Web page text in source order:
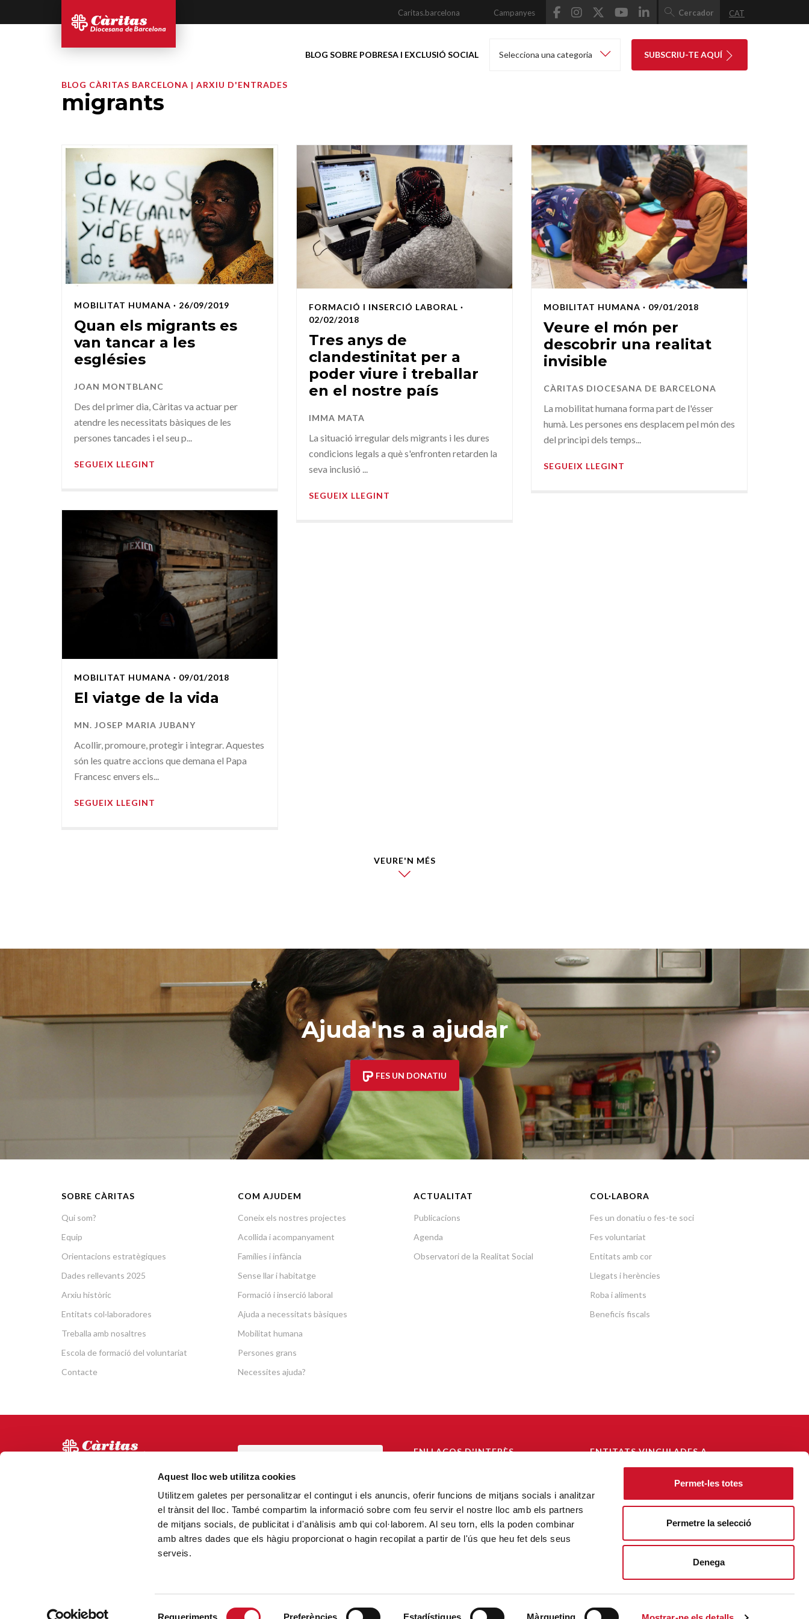
Aquest lloc web utilitza cookies
Utilitzem galetes per personalitzar el contingut i els anuncis, oferir funcions de mitjans socials i analitzar
el trànsit del lloc. També compartim la informació sobre com feu servir el nostre lloc amb els partners
de mitjans socials, de publicitat i d'anàlisis amb qui col·laborem. Al seu torn, ells la poden combinar
amb altres dades que els hàgiu proporcionat o hagin recopilat a partir de l'ús que heu fet dels seus
serveis.
Requeriments Preferències Estadístiques Màrqueting
Permet-les totes
Permetre la selecció
Denega
Caritas.barcelona Campanyes Cercador CAT
BLOG SOBRE POBRESA I EXCLUSIÓ SOCIAL Selecciona una categoria SUBSCRIU-TE AQUÍ
BLOG CÀRITAS BARCELONA | ARXIU D'ENTRADES
migrants
MOBILITAT HUMANA · 26/09/2019
Quan els migrants es
van tancar a les
esglésies
JOAN MONTBLANC
Des del primer dia, Càritas va actuar per
atendre les necessitats bàsiques de les
persones tancades i el seu p...
SEGUEIX LLEGINT
FORMACIÓ I INSERCIÓ LABORAL ·
02/02/2018
Tres anys de
clandestinitat per a
poder viure i treballar
en el nostre país
IMMA MATA
La situació irregular dels migrants i les dures
condicions legals a què s'enfronten retarden la
seva inclusió ...
SEGUEIX LLEGINT
MOBILITAT HUMANA · 09/01/2018
Veure el món per
descobrir una realitat
invisible
CÀRITAS DIOCESANA DE BARCELONA
La mobilitat humana forma part de l'ésser
humà. Les persones ens desplacem pel món des
del principi dels temps...
SEGUEIX LLEGINT
MOBILITAT HUMANA · 09/01/2018
El viatge de la vida
MN. JOSEP MARIA JUBANY
Acollir, promoure, protegir i integrar. Aquestes
són les quatre accions que demana el Papa
Francesc envers els...
SEGUEIX LLEGINT
VEURE'N MÉS
Ajuda'ns a ajudar
FES UN DONATIU
SOBRE CÀRITAS
Qui som?
Equip
Orientacions estratègiques
Dades rellevants 2025
Arxiu històric
Entitats col·laboradores
Treballa amb nosaltres
Escola de formació del voluntariat
Contacte
COM AJUDEM
Coneix els nostres projectes
Acollida i acompanyament
Famílies i infància
Sense llar i habitatge
Formació i inserció laboral
Ajuda a necessitats bàsiques
Mobilitat humana
Persones grans
Necessites ajuda?
ACTUALITAT
Publicacions
Agenda
Observatori de la Realitat Social
COL·LABORA
Fes un donatiu o fes-te soci
Fes voluntariat
Entitats amb cor
Llegats i herències
Roba i aliments
Beneficis fiscals
Via Laietana 5, Entl.
08003 Barcelona.
N.000153 (Registre d'entitats
CANAL DE DENÚNCIA
ENLLAÇOS D'INTERÈS
Càritas Catalunya
FiT – Fundació Formació i Treball
Confederación Cáritas Española
ENTITATS VINCULADES A
CECAS - Centre Català de Solidaritat
Fundació Habitatge Social